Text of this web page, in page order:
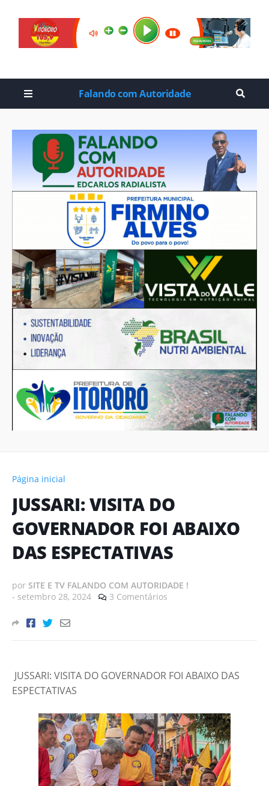
Falando com Autoridade
Página inicial
JUSSARI: VISITA DO
GOVERNADOR FOI ABAIXO
DAS ESPECTATIVAS
por SITE E TV FALANDO COM AUTORIDADE !
- setembro 28, 2024 3 Comentários
JUSSARI: VISITA DO GOVERNADOR FOI ABAIXO DAS
ESPECTATIVAS